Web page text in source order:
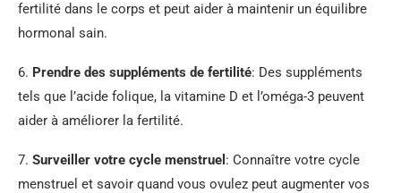
fertilité dans le corps et peut aider à maintenir un équilibre
hormonal sain.
6. Prendre des suppléments de fertilité: Des suppléments
tels que l’acide folique, la vitamine D et l’oméga-3 peuvent
aider à améliorer la fertilité.
7. Surveiller votre cycle menstruel : Connaître votre cycle
menstruel et savoir quand vous ovulez peut augmenter vos